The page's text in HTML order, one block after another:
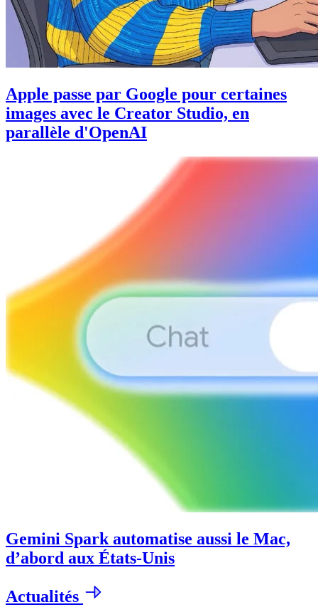
Apple passe par Google pour certaines
images avec le Creator Studio, en
parallèle d'OpenAI
Gemini Spark automatise aussi le Mac,
d’abord aux États-Unis
Actualités